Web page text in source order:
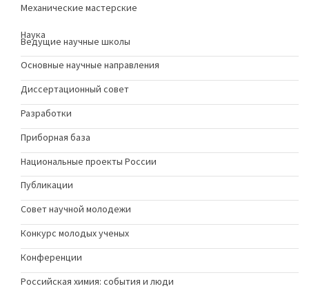
Механические мастерские
Наука
Ведущие научные школы
Основные научные направления
Диссертационный совет
Разработки
Приборная база
Национальные проекты России
Публикации
Совет научной молодежи
Конкурс молодых ученыx
Конференции
Российская химия: события и люди